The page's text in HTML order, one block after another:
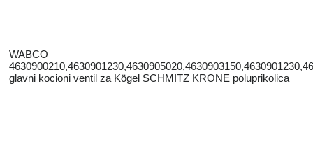
WABCO
glavni kocioni ventil za Kögel SCHMITZ KRONE poluprikolica